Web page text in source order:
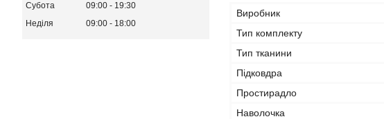
Виробник
Тип комплекту
Тип тканини
Підковдра
Простирадло
Наволочка
Субота
09:00
19:30
Неділя
09:00 18:00